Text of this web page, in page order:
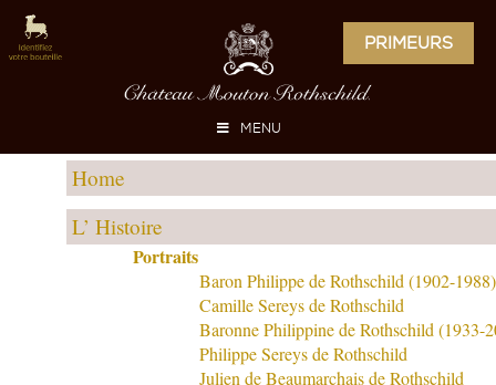
PRIMEURS
MENU
Home
L’ Histoire
Portraits
Baron Philippe de Rothschild (1902-1988)
Camille Sereys de Rothschild
Baronne Philippine de Rothschild (1933-
Philippe Sereys de Rothschild
Julien de Beaumarchais de Rothschild